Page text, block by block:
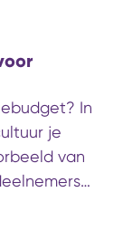
Jo
aan de
In
je
van